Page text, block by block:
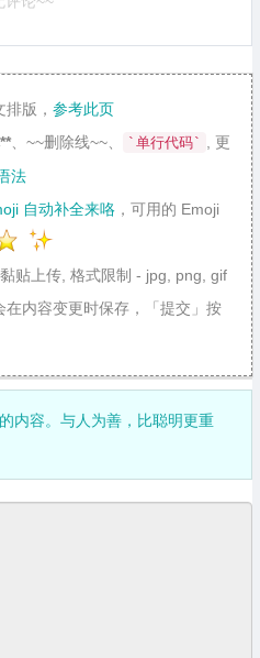
版， 参考此页
、~~删除线~~、 `单行代码`
, 更
法
自动补全来咯 ，可用的 Emoji
贴上传, 格式限制 - jpg, png, gif
内容变更时保存，「提交」按
内容。与人为善，比聪明更重